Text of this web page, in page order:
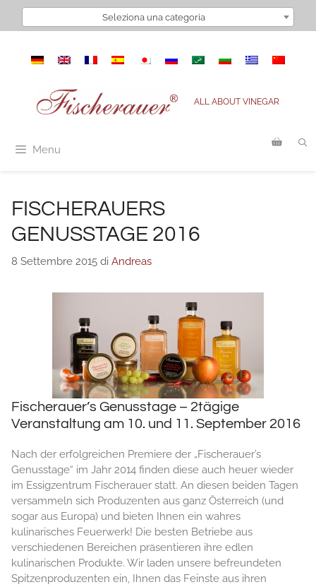
Seleziona una categoria
ALL ABOUT VINEGAR
Menu
FISCHERAUERS
GENUSSTAGE 2016
8 Settembre 2015 di Andreas
Fischerauer’s Genusstage – 2tägige
Veranstaltung am 10. und 11. September 2016
Nach der erfolgreichen Premiere der „Fischerauer’s
Genusstage“ im Jahr 2014 finden diese auch heuer wieder
im Essigzentrum Fischerauer statt. An diesen beiden Tagen
versammeln sich Produzenten aus ganz Österreich (und
sogar aus Europa) und bieten Ihnen ein wahres
kulinarisches Feuerwerk! Die besten Betriebe aus
verschiedenen Bereichen präsentieren ihre edlen
kulinarischen Produkte. Wir laden unsere befreundeten
Spitzenproduzenten ein, Ihnen das Feinste aus ihren